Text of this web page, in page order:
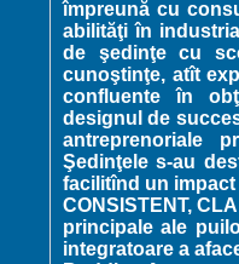
împreună cu
abilităţi în
de şedinţe cu
cunoştinţe, atît
confluente în
designul de
antreprenoriale
Şedinţele s-au
facilitînd un
CONSISTENT,
principale ale
integratoare a